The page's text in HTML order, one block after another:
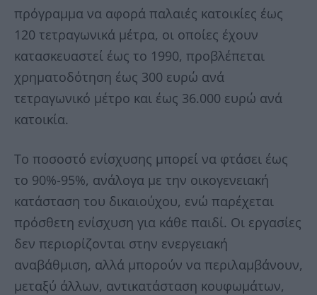
πρόγραμμα να αφορά παλαιές κατοικίες έως
120 τετραγωνικά μέτρα, οι οποίες έχουν
κατασκευαστεί έως το 1990, προβλέπεται
χρηματοδότηση έως 300 ευρώ ανά
τετραγωνικό μέτρο και έως 36.000 ευρώ ανά
κατοικία.
Το ποσοστό ενίσχυσης μπορεί να φτάσει έως
το 90%-95%, ανάλογα με την οικογενειακή
κατάσταση του δικαιούχου, ενώ παρέχεται
πρόσθετη ενίσχυση για κάθε παιδί. Οι εργασίες
δεν περιορίζονται στην ενεργειακή
αναβάθμιση, αλλά μπορούν να περιλαμβάνουν,
μεταξύ άλλων, αντικατάσταση κουφωμάτων,